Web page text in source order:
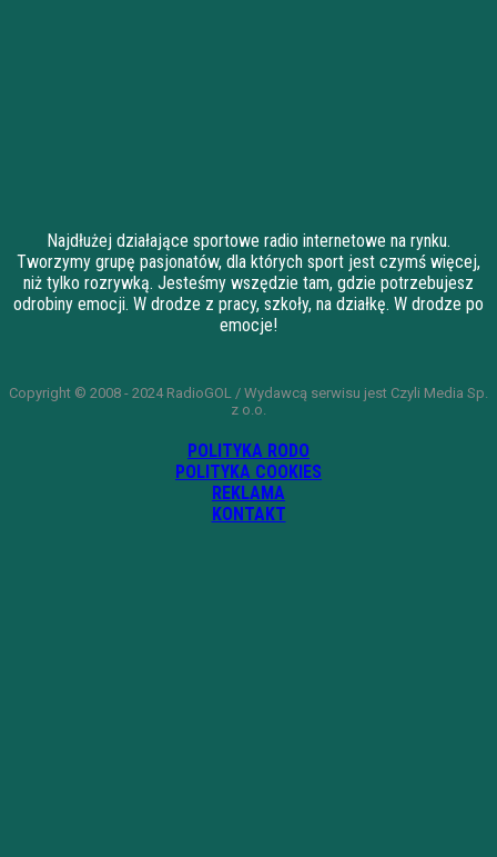
Najdłużej działające sportowe radio internetowe na rynku.
Tworzymy grupę pasjonatów, dla których sport jest czymś więcej,
niż tylko rozrywką. Jesteśmy wszędzie tam, gdzie potrzebujesz
odrobiny emocji. W drodze z pracy, szkoły, na działkę. W drodze po
emocje!
Copyright © 2008 - 2024 RadioGOL / Wydawcą serwisu jest Czyli Media Sp.
z o.o.
POLITYKA RODO
POLITYKA COOKIES
REKLAMA
KONTAKT